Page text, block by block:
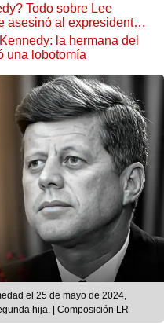
Todo sobre Lee
asesinó al expresidente
la hermana del
una lobotomía
el 25 de mayo de 2024,
hija. | Composición LR